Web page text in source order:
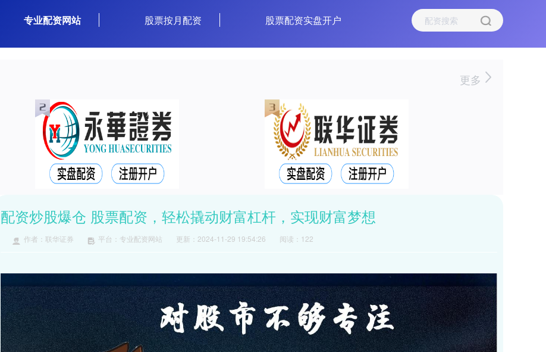
专业配资网站 股票按月配资 股票配资实盘开户
更多
配资炒股爆仓 股票配资，轻松撬动财富杠杆，实现财富梦想
作者：联华证券 平台：专业配资网站 更新：2024-11-29 19:54:26 阅读：122